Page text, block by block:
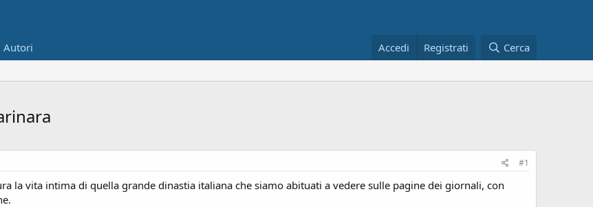
Autori Accedi Registrati Cerca
#1
la vita intima di quella grande dinastia italiana che siamo abituati a vedere sulle pagine dei giornali, con